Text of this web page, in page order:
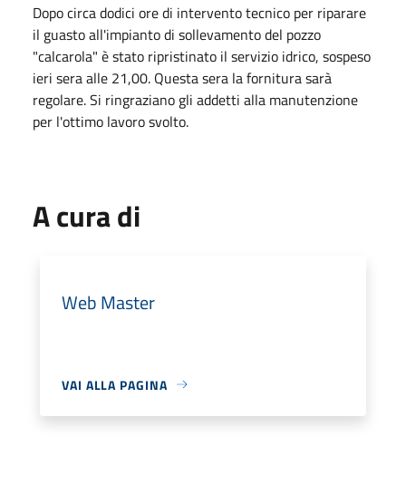
Dopo circa dodici ore di intervento tecnico per riparare
il guasto all'impianto di sollevamento del pozzo
"calcarola" è stato ripristinato il servizio idrico, sospeso
ieri sera alle 21,00. Questa sera la fornitura sarà
regolare. Si ringraziano gli addetti alla manutenzione
per l'ottimo lavoro svolto.
A cura di
Web Master
VAI ALLA PAGINA